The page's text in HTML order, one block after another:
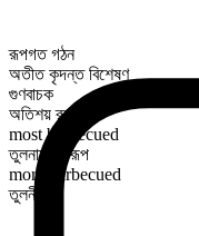
রূপগত গঠন
অতীত কৃদন্ত বিশেষণ
গুণবাচক
অতিশয় রূপ
most barbecued
তুলনামূলক রূপ
more barbecued
তুলনীয়